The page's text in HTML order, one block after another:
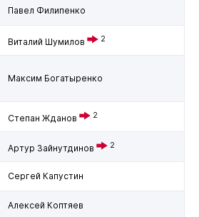
Павел Филипенко
Виталий Шумилов 2
Максим Богатыренко
Степан Жданов 2
Артур Зайнутдинов 2
Сергей Капустин
Алексей Коптяев